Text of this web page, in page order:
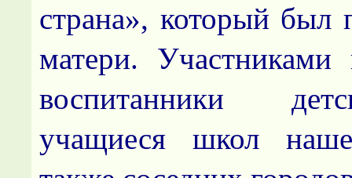
страна», который
матери. Участниками
воспитанники
учащиеся школ